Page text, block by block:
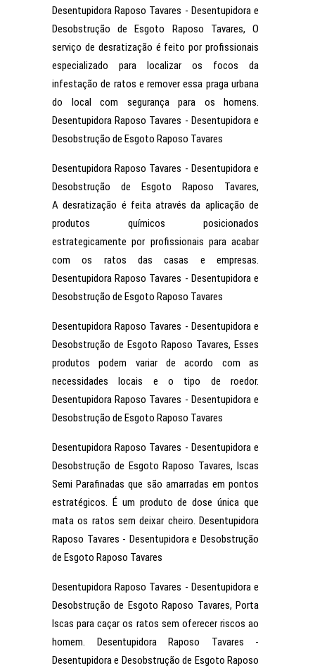
Desentupidora Raposo Tavares - Desentupidora e
Desobstrução de Esgoto Raposo Tavares, O
serviço de desratização é feito por profissionais
especializado para localizar os focos da
infestação de ratos e remover essa praga urbana
do local com segurança para os homens.
Desentupidora Raposo Tavares - Desentupidora e
Desobstrução de Esgoto Raposo Tavares
Desentupidora Raposo Tavares - Desentupidora e
Desobstrução de Esgoto Raposo Tavares,
A desratização é feita através da aplicação de
produtos químicos posicionados
estrategicamente por profissionais para acabar
com os ratos das casas e empresas.
Desentupidora Raposo Tavares - Desentupidora e
Desobstrução de Esgoto Raposo Tavares
Desentupidora Raposo Tavares - Desentupidora e
Desobstrução de Esgoto Raposo Tavares, Esses
produtos podem variar de acordo com as
necessidades locais e o tipo de roedor.
Desentupidora Raposo Tavares - Desentupidora e
Desobstrução de Esgoto Raposo Tavares
Desentupidora Raposo Tavares - Desentupidora e
Desobstrução de Esgoto Raposo Tavares, Iscas
Semi Parafinadas que são amarradas em pontos
estratégicos. É um produto de dose única que
mata os ratos sem deixar cheiro. Desentupidora
Raposo Tavares - Desentupidora e Desobstrução
de Esgoto Raposo Tavares
Desentupidora Raposo Tavares - Desentupidora e
Desobstrução de Esgoto Raposo Tavares, Porta
Iscas para caçar os ratos sem oferecer riscos ao
homem. Desentupidora Raposo Tavares -
Desentupidora e Desobstrução de Esgoto Raposo